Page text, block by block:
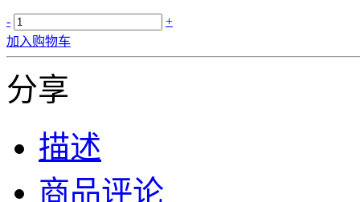
-
+
加入购物车
分享
描述
商品评论